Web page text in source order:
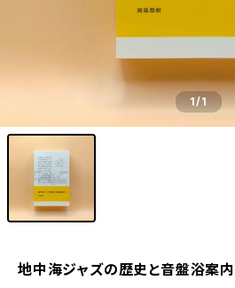
1/1
地中海ジャズの歴史と音盤浴案内